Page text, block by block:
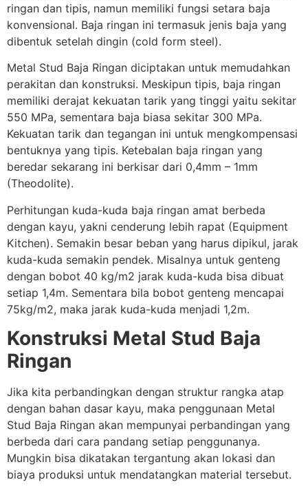
ringan dan tipis, namun memiliki fungsi setara baja
konvensional. Baja ringan ini termasuk jenis baja yang
dibentuk setelah dingin (cold form steel).
Metal Stud Baja Ringan diciptakan untuk memudahkan
perakitan dan konstruksi. Meskipun tipis, baja ringan
memiliki derajat kekuatan tarik yang tinggi yaitu sekitar
550 MPa, sementara baja biasa sekitar 300 MPa.
Kekuatan tarik dan tegangan ini untuk mengkompensasi
bentuknya yang tipis. Ketebalan baja ringan yang
beredar sekarang ini berkisar dari 0,4mm – 1mm
(Theodolite).
Perhitungan kuda-kuda baja ringan amat berbeda
dengan kayu, yakni cenderung lebih rapat (Equipment
Kitchen). Semakin besar beban yang harus dipikul, jarak
kuda-kuda semakin pendek. Misalnya untuk genteng
dengan bobot 40 kg/m2 jarak kuda-kuda bisa dibuat
setiap 1,4m. Sementara bila bobot genteng mencapai
75kg/m2, maka jarak kuda-kuda menjadi 1,2m.
Konstruksi Metal Stud Baja
Ringan
Jika kita perbandingkan dengan struktur rangka atap
dengan bahan dasar kayu, maka penggunaan Metal
Stud Baja Ringan akan mempunyai perbandingan yang
berbeda dari cara pandang setiap penggunanya.
Mungkin bisa dikatakan tergantung akan lokasi dan
biaya produksi untuk mendatangkan material tersebut.